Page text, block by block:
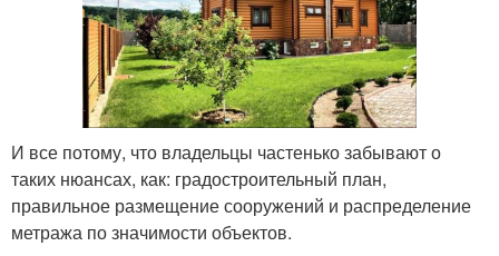
И все потому, что владельцы частенько забывают о
таких нюансах, как: градостроительный план,
правильное размещение сооружений и распределение
метража по значимости объектов.